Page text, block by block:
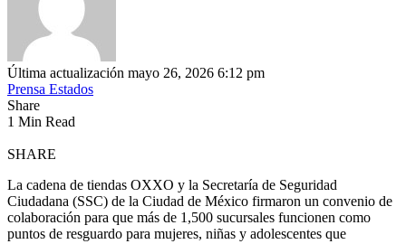
Última actualización mayo 26, 2026 6:12 pm
Prensa Estados
Share
1 Min Read
SHARE
La cadena de tiendas OXXO y la Secretaría de Seguridad
Ciudadana (SSC) de la Ciudad de México firmaron un convenio de
colaboración para que más de 1,500 sucursales funcionen como
puntos de resguardo para mujeres, niñas y adolescentes que